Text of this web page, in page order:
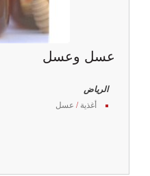
عسل وعسل
الرياض
أغذية / عسل